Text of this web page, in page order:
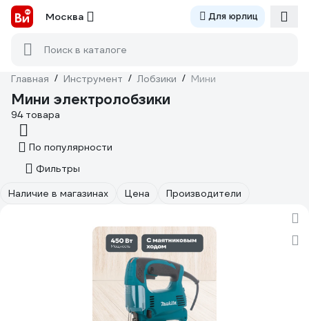
Москва Для юрлиц
Поиск в каталоге
Главная / Инструмент / Лобзики / Мини
Мини электролобзики
94 товара
По популярности
Фильтры
Наличие в магазинах
Цена Производители